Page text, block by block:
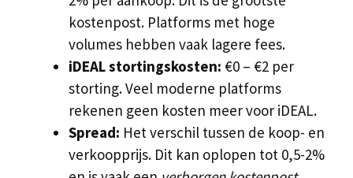
kostenpost. Platforms met hoge
volumes hebben vaak lagere fees.
iDEAL stortingskosten: €0 – €2 per
storting. Veel moderne platforms
rekenen geen kosten meer voor iDEAL.
Spread: Het verschil tussen de koop- en
verkoopprijs. Dit kan oplopen tot 0,5-2%